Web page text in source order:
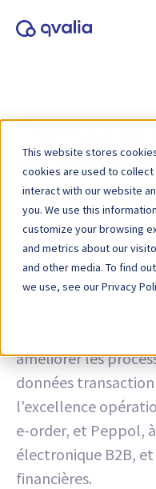
This website stores
cookies are used to
interact with our website
you. We use this
customize your browsing
and metrics about our
and other media. To find
we use, see our Privacy
tendances
Tag :Agent
Des idées sur les
et les tendances,
les mises à jour de
améliorer les
données
l'excellence
e-order, et Peppol,
électronique B2B,
financières.